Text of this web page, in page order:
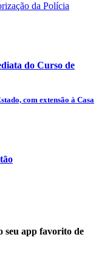
do Curso de
com extensão à Casa
seu app favorito de